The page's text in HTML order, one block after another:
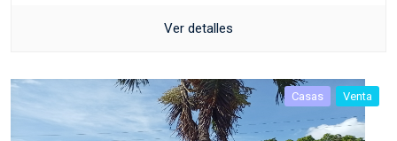
Ver detalles
Casas Venta